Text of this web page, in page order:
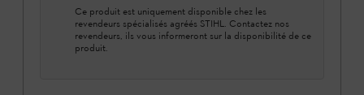
Ce produit est uniquement disponible chez les
revendeurs spécialisés agréés STIHL. Contactez nos
revendeurs, ils vous informeront sur la disponibilité de ce
produit.